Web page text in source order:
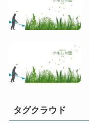
タグクラウド